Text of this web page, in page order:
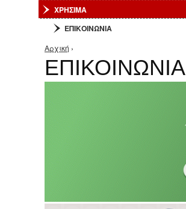
ΧΡΗΣΙΜΑ
ΕΠΙΚΟΙΝΩΝΙΑ
Είστε εδώ
Αρχική ›
ΕΠΙΚΟΙΝΩΝΙΑ